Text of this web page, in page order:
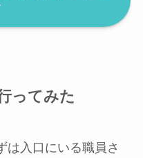
ってみた
は入口にいる職員さ